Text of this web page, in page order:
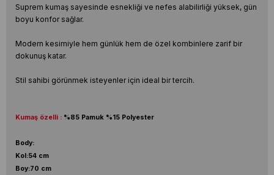
Suprem kumaş sayesinde esnekliği ve nefes alabilirliği yüksek, gün
boyu konfor sağlar.
Modern kesimiyle hem günlük hem de özel kombinlere zarif bir
dokunuş katar.
Stil sahibi görünmek isteyenler için ideal bir tercih.
Kumaş özelli : %85 Pamuk %15 Polyester
Body:
Kol:54 cm
Boy:70 cm